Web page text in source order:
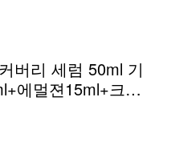
버리 세럼 50ml 기
에멀젼15ml+크림